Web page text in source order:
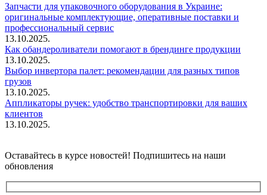
Запчасти для упаковочного оборудования в Украине:
оригинальные комплектующие, оперативные поставки и
профессиональный сервис
13.10.2025.
Как обандероливатели помогают в брендинге продукции
13.10.2025.
Выбор инвертора палет: рекомендации для разных типов
грузов
13.10.2025.
Аппликаторы ручек: удобство транспортировки для ваших
клиентов
13.10.2025.
Оставайтесь в курсе новостей! Подпишитесь на наши
обновления